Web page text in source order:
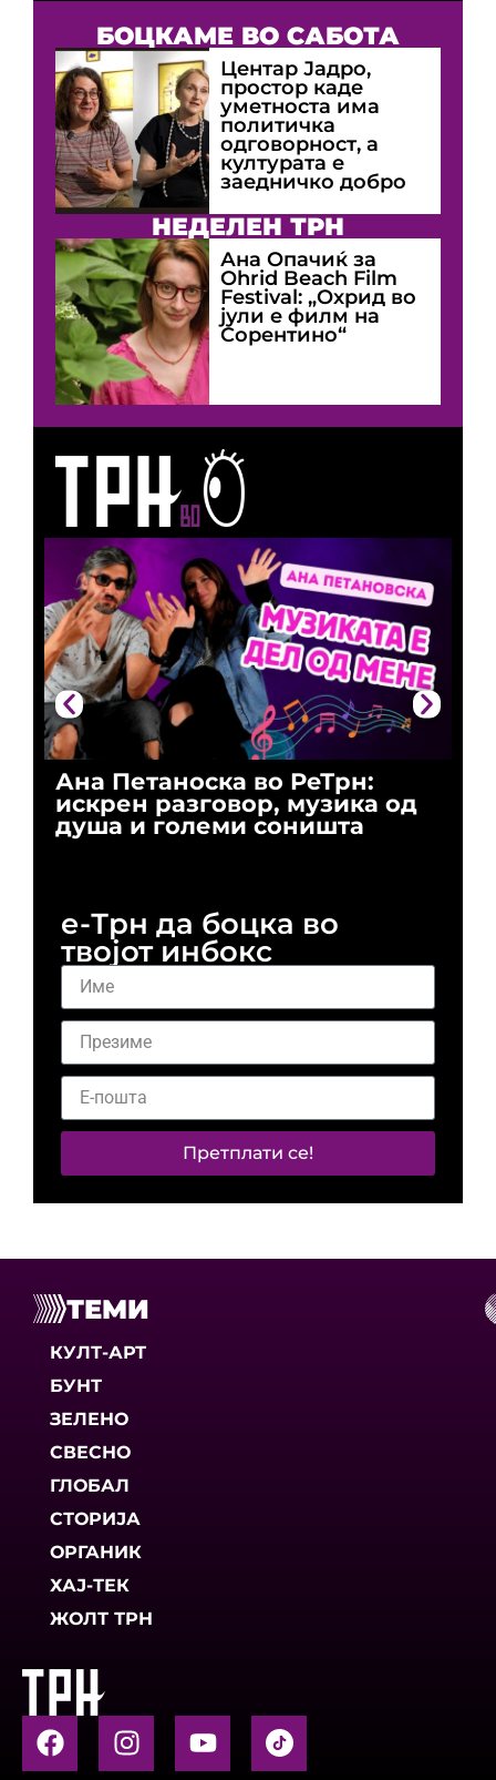
Ана Петаноска во РеТрн:
искрен разговор, музика од
душа и големи соништа
БОЦКАМЕ ВО САБОТА
Центар Јадро,
простор каде
уметноста има
политичка
одговорност, а
културата е
заедничко добро
НЕДЕЛЕН ТРН
Ана Опачиќ за
Оhrid Beach Film
Festival: „Охрид во
јули е филм на
Сорентино“
е-Трн да боцка во
твојот инбокс
Претплати се!
ТЕМИ
КУЛТ-АРТ
БУНТ
ЗЕЛЕНО
СВЕСНО
ГЛОБАЛ
СТОРИЈА
ОРГАНИК
ХАЈ-ТЕК
ЖОЛТ ТРН